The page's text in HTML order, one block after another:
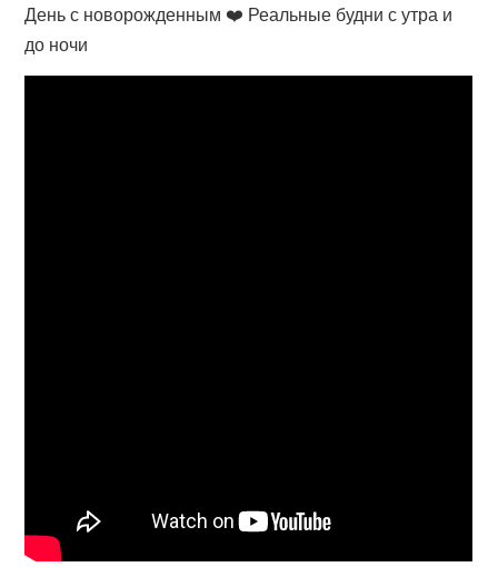
День с новорожденным ❤️ Реальные будни с утра и
до ночи